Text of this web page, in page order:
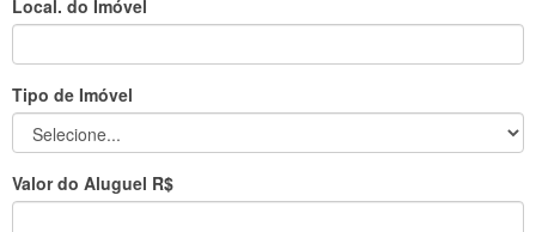
Local. do Imóvel
Tipo de Imóvel
Valor do Aluguel R$